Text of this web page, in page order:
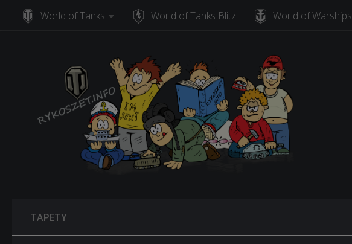
Skip to content
World of Tanks World of Tanks Blitz World of Warships
TAPETY